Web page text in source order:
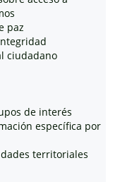
paz
ciudadano
de interés
específica por
territoriales